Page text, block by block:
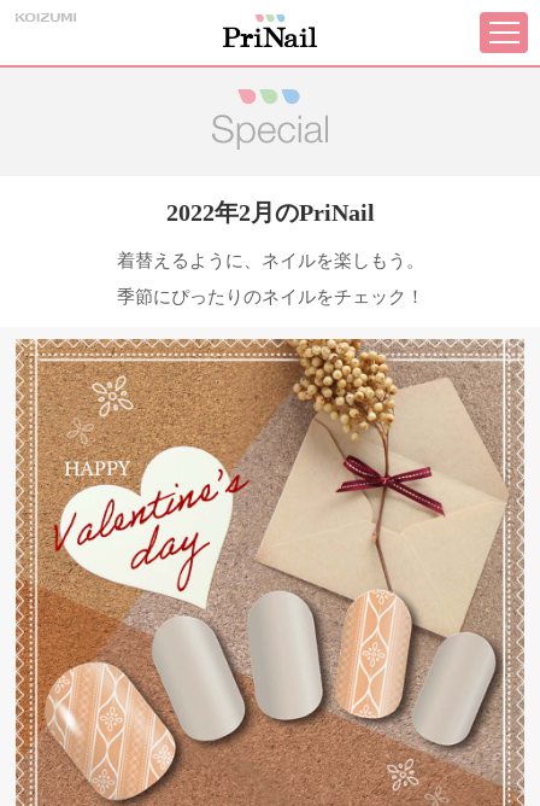
2022年2月のPriNail
着替えるように、ネイルを楽しもう。
季節にぴったりのネイルをチェック！